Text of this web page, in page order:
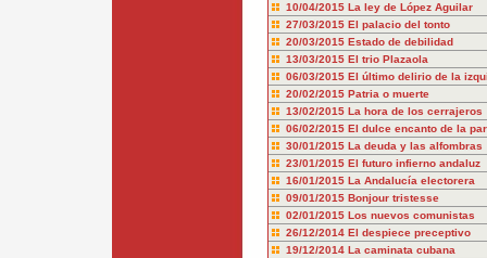
10/04/2015 La ley de López Aguilar
27/03/2015 El palacio del tonto
20/03/2015 Estado de debilidad
13/03/2015 El trio Plazaola
06/03/2015 El último delirio de la
20/02/2015 Patria o muerte
13/02/2015 La hora de los cerrajeros
06/02/2015 El dulce encanto de la
30/01/2015 La deuda y las alfombras
23/01/2015 El futuro infierno andaluz
16/01/2015 La Andalucía electorera
09/01/2015 Bonjour tristesse
02/01/2015 Los nuevos comunistas
26/12/2014 El despiece preceptivo
19/12/2014 La caminata cubana